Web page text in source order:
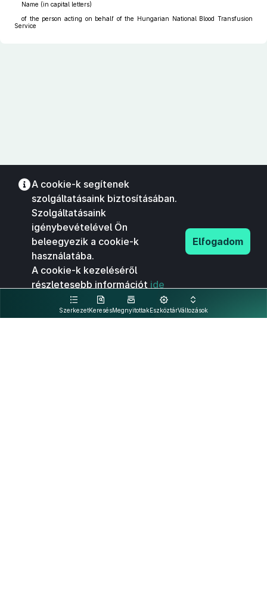
Name (in capital letters)
of the person acting on behalf of the Hungarian National Blood Transfusion
Service
SzerkezetKeresésMegnyitottakEszköztárVáltozások
A cookie-k segítenek
szolgáltatásaink biztosításában.
Szolgáltatásaink
igénybevételével Ön
beleegyezik a cookie-k
használatába.
A cookie-k kezeléséről
részletesebb információt ide
kattintva olvashat.
Elfogadom